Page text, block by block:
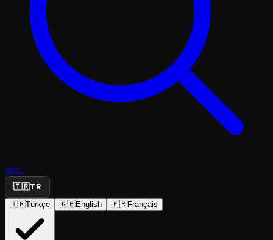
Ara...
🇹🇷TR
🇹🇷Türkçe 🇬🇧English 🇫🇷Français